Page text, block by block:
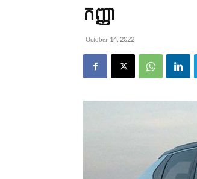
កញ្ញា
October 14, 2022